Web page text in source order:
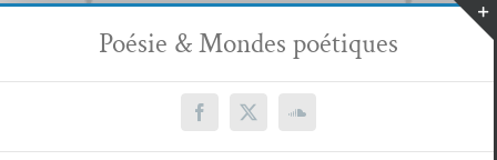
Passer
contenu
Poésie & Mondes poétiques
Facebook
X SoundCloud